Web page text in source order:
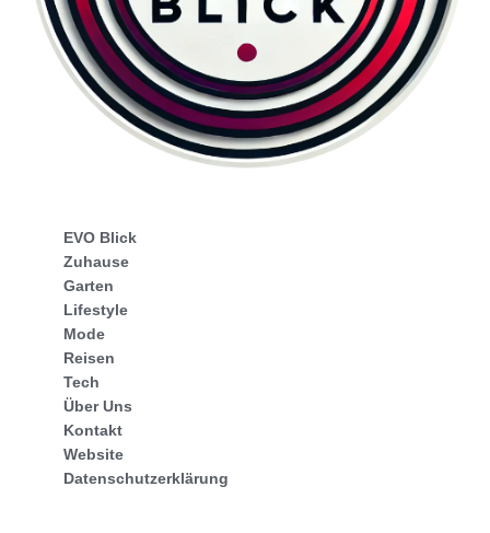
EVO Blick
Zuhause
Garten
Lifestyle
Mode
Reisen
Tech
Über Uns
Kontakt
Website
Datenschutzerklärung